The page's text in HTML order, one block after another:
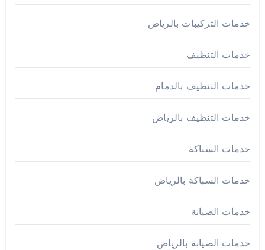
خدمات التركيبات بالرياض
خدمات التنظيف
خدمات التنظيف بالدمام
خدمات التنظيف بالرياض
خدمات السباكة
خدمات السباكة بالرياض
خدمات الصيانة
خدمات الصيانة بالرياض